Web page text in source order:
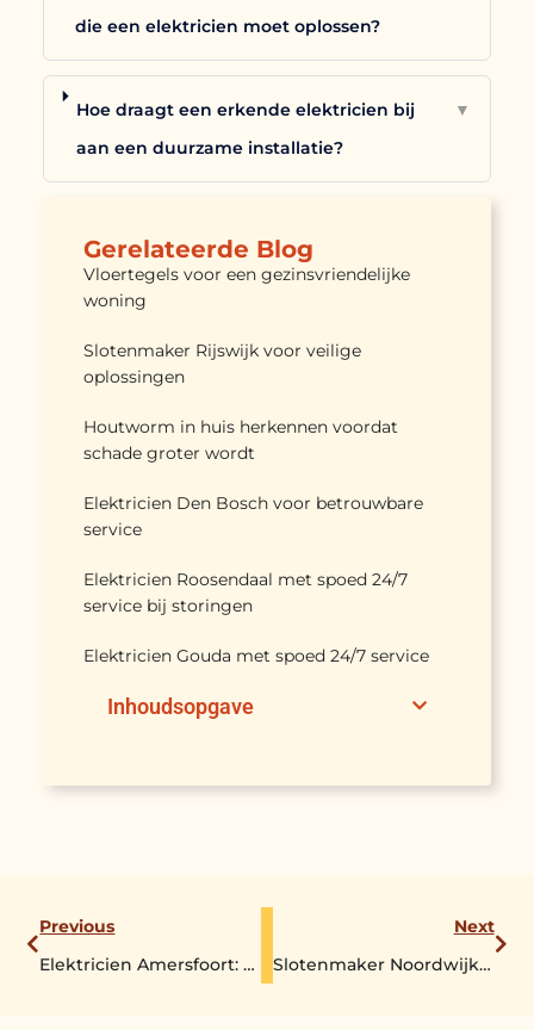
die een elektricien moet oplossen?
Hoe draagt een erkende elektricien bij
aan een duurzame installatie?
▼
Gerelateerde Blog
Vloertegels voor een gezinsvriendelijke
woning
Slotenmaker Rijswijk voor veilige
oplossingen
Houtworm in huis herkennen voordat
schade groter wordt
Elektricien Den Bosch voor betrouwbare
service
Elektricien Roosendaal met spoed 24/7
service bij storingen
Elektricien Gouda met spoed 24/7 service
Inhoudsopgave
Previous
Elektricien Amersfoort: professioneel vakwerk en snelle spoedservice
Next
Slotenmaker Noordwijk: snel en betrouwbaar bij noodgevallen